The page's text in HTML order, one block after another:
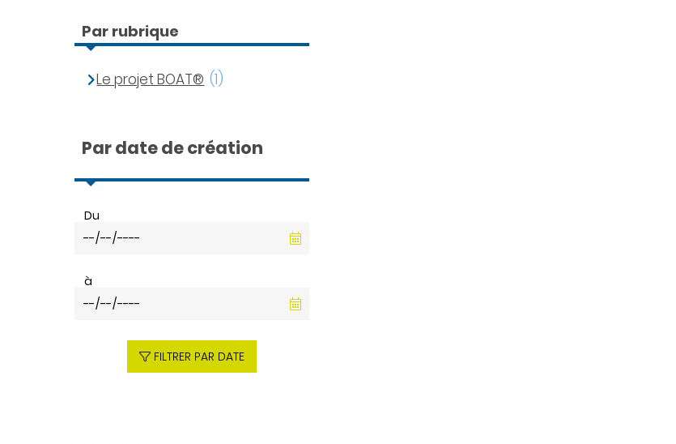
Par rubrique
Le projet BOAT® (1)
Par date de création
Du
à
FILTRER PAR DATE